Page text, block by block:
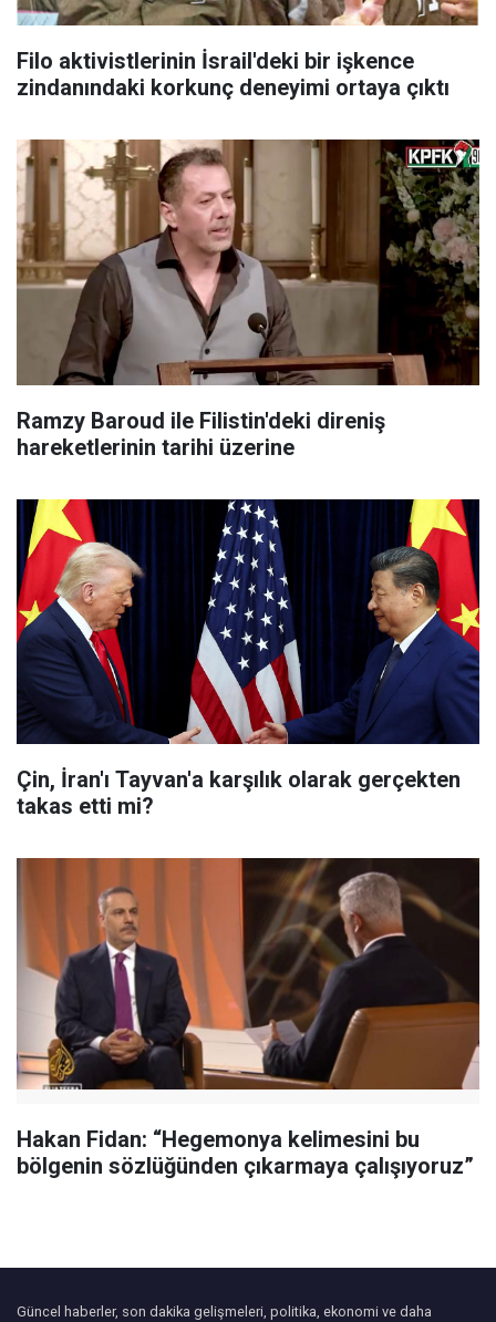
Filo aktivistlerinin İsrail'deki bir işkence
zindanındaki korkunç deneyimi ortaya çıktı
Ramzy Baroud ile Filistin'deki direniş
hareketlerinin tarihi üzerine
Çin, İran'ı Tayvan'a karşılık olarak gerçekten
takas etti mi?
Hakan Fidan: “Hegemonya kelimesini bu
bölgenin sözlüğünden çıkarmaya çalışıyoruz”
Güncel haberler, son dakika gelişmeleri, politika, ekonomi ve daha